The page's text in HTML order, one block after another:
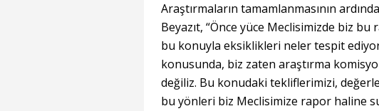
Araştırmaların tamamlanmasının
Beyazıt, “Önce yüce Meclisimizde biz
bu konuyla eksiklikleri neler tespit
konusunda, biz zaten araştırma
değiliz. Bu konudaki tekliflerimizi,
bu yönleri biz Meclisimize rapor haline